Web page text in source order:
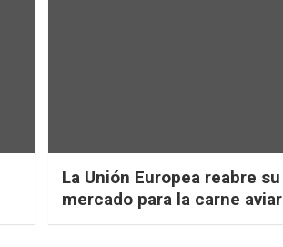
La Unión Europea reabre su
mercado para la carne aviar